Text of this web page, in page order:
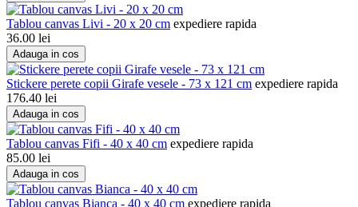
Tablou canvas Livi - 20 x 20 cm expediere rapida
36.00 lei
Adauga in cos
Stickere perete copii Girafe vesele - 73 x 121 cm expediere rapida
176.40 lei
Adauga in cos
Tablou canvas Fifi - 40 x 40 cm expediere rapida
85.00 lei
Adauga in cos
Tablou canvas Bianca - 40 x 40 cm expediere rapida